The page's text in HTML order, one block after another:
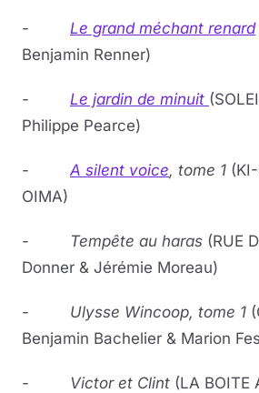
- Le grand méchant renard
Benjamin Renner)
- Le jardin de minuit
Philippe Pearce)
-A silent voice, tome 1
OIMA)
- Tempête au haras (RUE
Donner & Jérémie Moreau)
- Ulysse Wincoop, tome 1
Benjamin Bachelier & Marion
- Victor et Clint (LA BOITE